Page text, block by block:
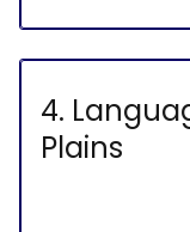
4.
Plains